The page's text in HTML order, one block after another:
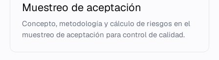
Muestreo de aceptación
Concepto, metodología y cálculo de riesgos en el
muestreo de aceptación para control de calidad.